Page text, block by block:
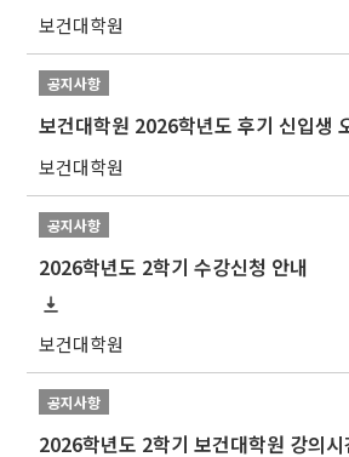
보건대학원
공지사항
보건대학원 2026학년도 후기 신입생
보건대학원
공지사항
2026학년도 2학기 수강신청 안내
보건대학원
공지사항